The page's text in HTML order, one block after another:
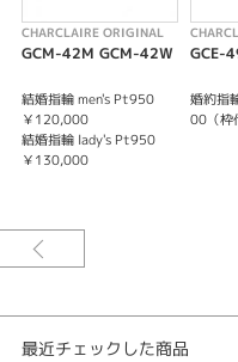
高品質、リーズナブルな価格、
ております。
※センターダイヤモンドの価格
CHARCLAIRE ORIGINAL
GCM-42M GCM-42W
結婚指輪 men's Pt950
￥120,000
結婚指輪 lady's Pt950
￥130,000
GCE-
婚約指
00（枠
最近チェックした商品